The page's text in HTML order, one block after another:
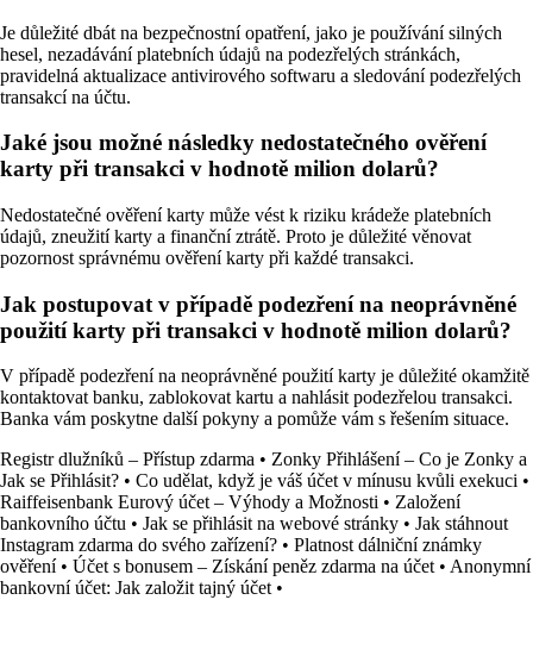
Je důležité dbát na bezpečnostní opatření, jako je používání silných
hesel, nezadávání platebních údajů na podezřelých stránkách,
pravidelná aktualizace antivirového softwaru a sledování podezřelých
transakcí na účtu.
Jaké jsou možné následky nedostatečného ověření
karty při transakci v hodnotě milion dolarů?
Nedostatečné ověření karty může vést k riziku krádeže platebních
údajů, zneužití karty a finanční ztrátě. Proto je důležité věnovat
pozornost správnému ověření karty při každé transakci.
Jak postupovat v případě podezření na neoprávněné
použití karty při transakci v hodnotě milion dolarů?
V případě podezření na neoprávněné použití karty je důležité okamžitě
kontaktovat banku, zablokovat kartu a nahlásit podezřelou transakci.
Banka vám poskytne další pokyny a pomůže vám s řešením situace.
Registr dlužníků – Přístup zdarma • Zonky Přihlášení – Co je Zonky a
Jak se Přihlásit? • Co udělat, když je váš účet v mínusu kvůli exekuci •
Raiffeisenbank Eurový účet – Výhody a Možnosti • Založení
bankovního účtu • Jak se přihlásit na webové stránky • Jak stáhnout
Instagram zdarma do svého zařízení? • Platnost dálniční známky
ověření • Účet s bonusem – Získání peněz zdarma na účet• Anonymní
bankovní účet: Jak založit tajný účet•